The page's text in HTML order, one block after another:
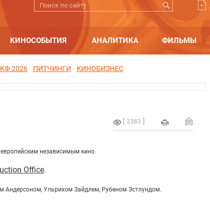
КИНОСОБЫТИЯ АНАЛИТИКА ФИЛЬМЫ
2026 ПИТЧИНГИ КИНОБИЗНЕС
2383
независимым кино.
Office.
Андерсоном, Ульрихом Зайдлем, Рубеном Эстлундом.